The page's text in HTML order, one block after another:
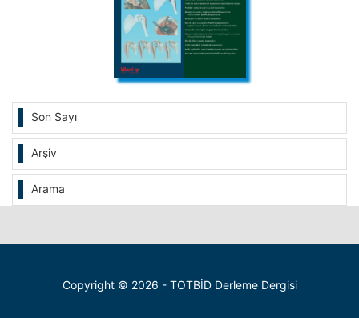
Son Sayı
Arşiv
Arama
Copyright © 2026 - TOTBİD Derleme Dergisi